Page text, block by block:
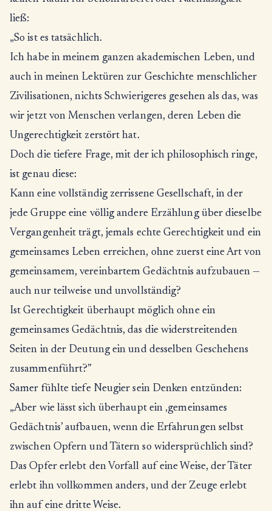
ließ:
„So ist es tatsächlich.
Ich habe in meinem ganzen akademischen Leben, und
auch in meinen Lektüren zur Geschichte menschlicher
Zivilisationen, nichts Schwierigeres gesehen als das, was
wir jetzt von Menschen verlangen, deren Leben die
Ungerechtigkeit zerstört hat.
Doch die tiefere Frage, mit der ich philosophisch ringe,
ist genau diese:
Kann eine vollständig zerrissene Gesellschaft, in der
jede Gruppe eine völlig andere Erzählung über dieselbe
Vergangenheit trägt, jemals echte Gerechtigkeit und ein
gemeinsames Leben erreichen, ohne zuerst eine Art von
gemeinsamem, vereinbartem Gedächtnis aufzubauen —
auch nur teilweise und unvollständig?
Ist Gerechtigkeit überhaupt möglich ohne ein
gemeinsames Gedächtnis, das die widerstreitenden
Seiten in der Deutung ein und desselben Geschehens
zusammenführt?”
Samer fühlte tiefe Neugier sein Denken entzünden:
„Aber wie lässt sich überhaupt ein ‚gemeinsames
Gedächtnis’ aufbauen, wenn die Erfahrungen selbst
zwischen Opfern und Tätern so widersprüchlich sind?
Das Opfer erlebt den Vorfall auf eine Weise, der Täter
erlebt ihn vollkommen anders, und der Zeuge erlebt
ihn auf eine dritte Weise.